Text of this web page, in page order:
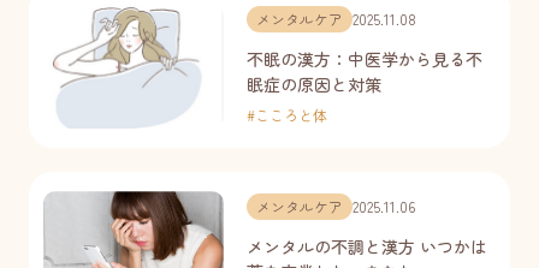
メンタルケア 2025.11.08
不眠の漢方：中医学から見る不
眠症の原因と対策
#こころと体
メンタルケア 2025.11.06
メンタルの不調と漢方 いつかは